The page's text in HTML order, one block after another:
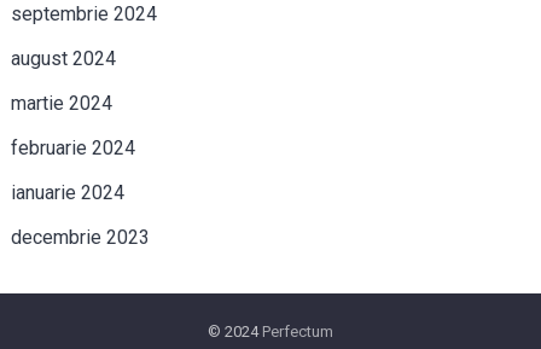
septembrie 2024
august 2024
martie 2024
februarie 2024
ianuarie 2024
decembrie 2023
© 2024 Perfectum